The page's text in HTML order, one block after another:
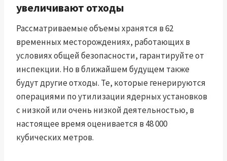
увеличивают отходы
Рассматриваемые объемы хранятся в 62
временных месторождениях, работающих в
условиях общей безопасности, гарантируйте от
инспекции. Но в ближайшем будущем также
будут другие отходы. Те, которые генерируются
операциями по утилизации ядерных установков
с низкой или очень низкой деятельностью, в
настоящее время оценивается в 48 000
кубических метров.